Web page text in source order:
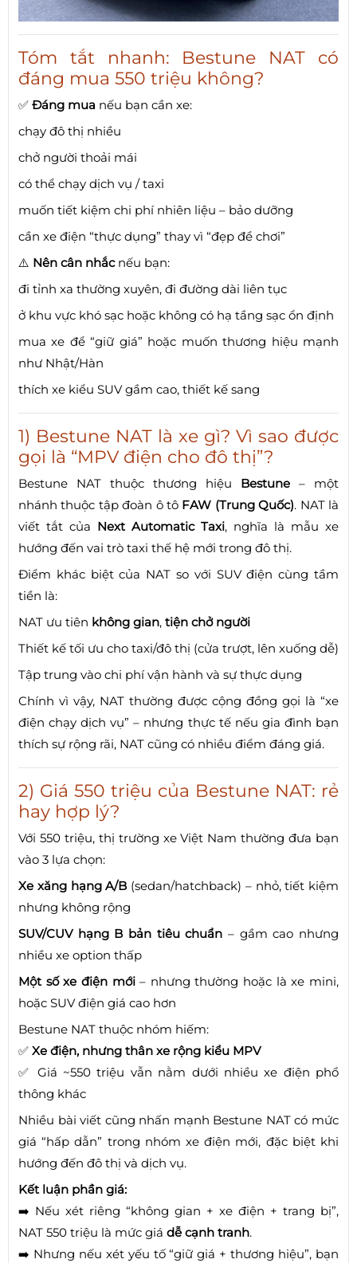
Tóm tắt nhanh: Bestune NAT có
đáng mua 550 triệu không?
✅ Đáng mua nếu bạn cần xe:
chạy đô thị nhiều
chở người thoải mái
có thể chạy dịch vụ / taxi
muốn tiết kiệm chi phí nhiên liệu – bảo dưỡng
cần xe điện “thực dụng” thay vì “đẹp để chơi”
⚠️ Nên cân nhắcnếu bạn:
đi tỉnh xa thường xuyên, đi đường dài liên tục
ở khu vực khó sạc hoặc không có hạ tầng sạc ổn định
mua xe để “giữ giá” hoặc muốn thương hiệu mạnh
như Nhật/Hàn
thích xe kiểu SUV gầm cao, thiết kế sang
1) Bestune NAT là xe gì? Vì sao được
gọi là “MPV điện cho đô thị”?
Bestune NAT thuộc thương hiệu Bestune – một
nhánh thuộc tập đoàn ô tô FAW (Trung Quốc). NAT là
viết tắt của Next Automatic Taxi, nghĩa là mẫu xe
hướng đến vai trò taxi thế hệ mới trong đô thị.
Điểm khác biệt của NAT so với SUV điện cùng tầm
tiền là:
NAT ưu tiên không gian, tiện chở người
Thiết kế tối ưu cho taxi/đô thị (cửa trượt, lên xuống dễ)
Tập trung vào chi phí vận hành và sự thực dụng
Chính vì vậy, NAT thường được cộng đồng gọi là “xe
điện chạy dịch vụ” – nhưng thực tế nếu gia đình bạn
thích sự rộng rãi, NAT cũng có nhiều điểm đáng giá.
2) Giá 550 triệu của Bestune NAT: rẻ
hay hợp lý?
Với 550 triệu, thị trường xe Việt Nam thường đưa bạn
vào 3 lựa chọn:
Xe xăng hạng A/B (sedan/hatchback) – nhỏ, tiết kiệm
nhưng không rộng
SUV/CUV hạng B bản tiêu chuẩn – gầm cao nhưng
nhiều xe option thấp
Một số xe điện mới– nhưng thường hoặc là xe mini,
hoặc SUV điện giá cao hơn
Bestune NAT thuộc nhóm hiếm:
✅ Xe điện, nhưng thân xe rộng kiểu MPV
✅ Giá ~550 triệu vẫn nằm dưới nhiều xe điện phổ
thông khác
Nhiều bài viết cũng nhấn mạnh Bestune NAT có mức
giá “hấp dẫn” trong nhóm xe điện mới, đặc biệt khi
hướng đến đô thị và dịch vụ.
Kết luận phần giá:
➡️ Nếu xét riêng “không gian + xe điện + trang bị”,
NAT 550 triệu là mức giá dễ cạnh tranh.
➡️ Nhưng nếu xét yếu tố “giữ giá + thương hiệu”, bạn